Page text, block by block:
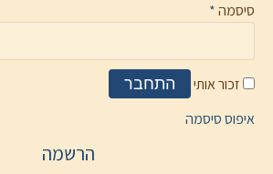
סיסמה*
זכור אותי התחבר
איפוס סיסמה
הרשמה